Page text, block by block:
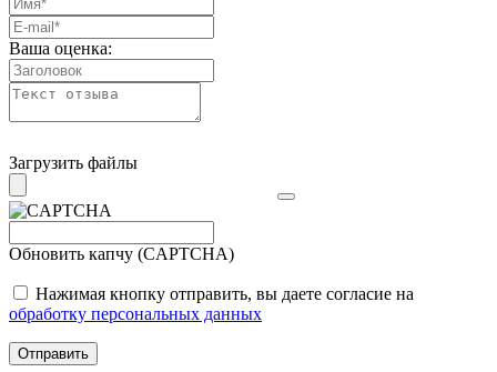
Ваша оценка:
Загрузить файлы
Обновить капчу (CAPTCHA)
Нажимая кнопку отправить, вы даете согласие на
обработку персональных данных
Отправить